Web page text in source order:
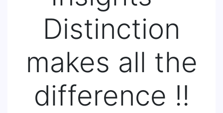
Distinction
makes all the
difference !!